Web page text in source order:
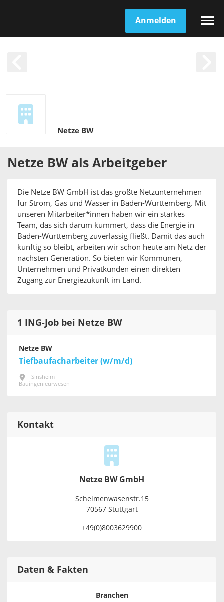
Anmelden
Netze BW
Netze BW als Arbeitgeber
Die Netze BW GmbH ist das größte Netzunternehmen
für Strom, Gas und Wasser in Baden-Württemberg. Mit
unseren Mitarbeiter*innen haben wir ein starkes
Team, das sich darum kümmert, dass die Energie in
Baden-Württemberg zuverlässig fließt. Damit das auch
künftig so bleibt, arbeiten wir schon heute am Netz der
nächsten Generation. So bieten wir Kommunen,
Unternehmen und Privatkunden einen direkten
Zugang zur Energiezukunft im Land.
1 ING-Job bei Netze BW
Netze BW
Tiefbaufacharbeiter (w/m/d)
Sinsheim
Bauingenieurwesen
Kontakt
Netze BW GmbH
Schelmenwasenstr.15
70567 Stuttgart
+49(0)8003629900
Daten & Fakten
Branchen